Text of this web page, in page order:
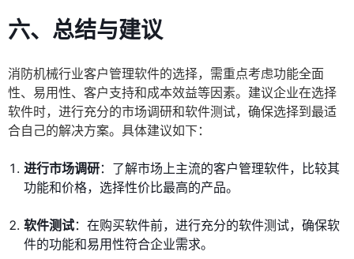
六、总结与建议
消防机械行业客户管理软件的选择，需重点考虑功能全面
性、易用性、客户支持和成本效益等因素。建议企业在选择
软件时，进行充分的市场调研和软件测试，确保选择到最适
合自己的解决方案。具体建议如下：
进行市场调研：了解市场上主流的客户管理软件，比较其
功能和价格，选择性价比最高的产品。
软件测试：在购买软件前，进行充分的软件测试，确保软
件的功能和易用性符合企业需求。